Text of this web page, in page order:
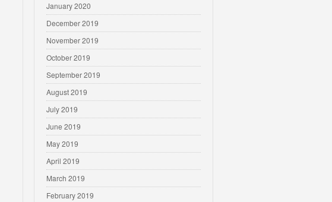
January 2020
December 2019
November 2019
October 2019
September 2019
August 2019
July 2019
June 2019
May 2019
April 2019
March 2019
February 2019